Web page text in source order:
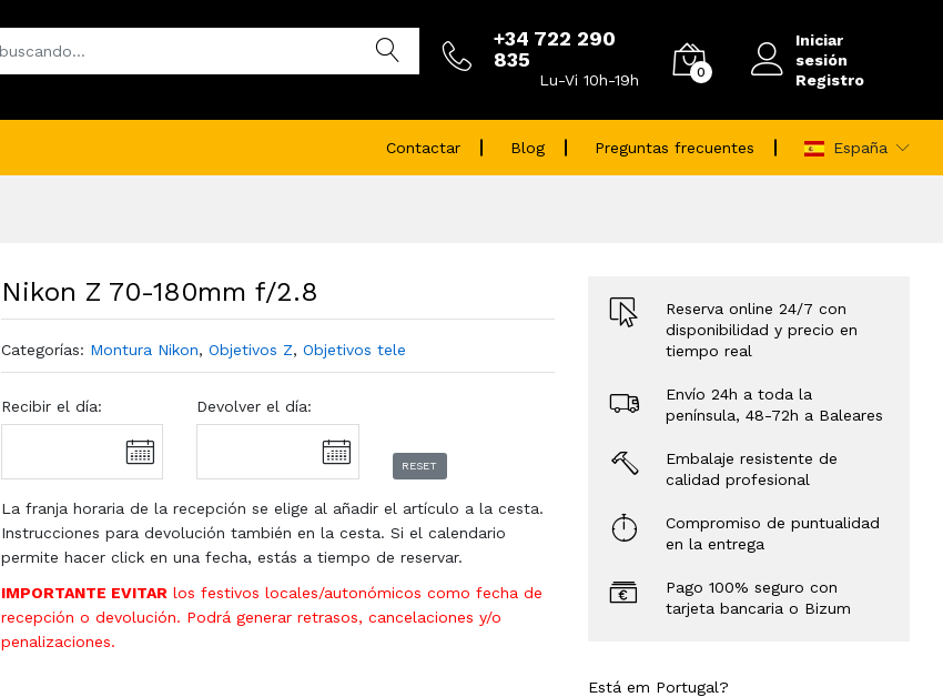
+34 722 290
835
Lu-Vi 10h-19h 0
Iniciar
sesión
Registro
Contactar Blog Preguntas frecuentes España
Nikon Z 70-180mm f/2.8
Categorías: Montura Nikon, Objetivos Z, Objetivos tele
Recibir el día: Devolver el día:
RESET
La franja horaria de la recepción se elige al añadir el artículo a la cesta.
Instrucciones para devolución también en la cesta. Si el calendario
permite hacer click en una fecha, estás a tiempo de reservar.
IMPORTANTE EVITAR los festivos locales/autonómicos como fecha de
recepción o devolución. Podrá generar retrasos, cancelaciones y/o
penalizaciones.
Reserva online 24/7 con
disponibilidad y precio en
tiempo real
Envío 24h a toda la
península, 48-72h a Baleares
Embalaje resistente de
calidad profesional
Compromiso de puntualidad
en la entrega
Pago 100% seguro con
tarjeta bancaria o Bizum
Está em Portugal?